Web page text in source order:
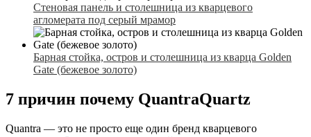
Стеновая панель и столешница из кварцевого
агломерата под серый мрамор
Барная стойка, остров и столешница из кварца Golden
Gate (бежевое золото)
7 причин почему QuantraQuartz
Quantra — это не просто еще один бренд кварцевого